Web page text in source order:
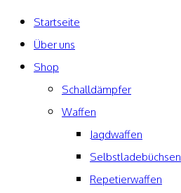
Startseite
Über uns
Shop
Schalldämpfer
Waffen
Jagdwaffen
Selbstladebüchsen
Repetierwaffen